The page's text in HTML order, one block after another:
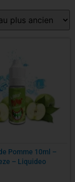
Pomme 10ml –
– Liquideo